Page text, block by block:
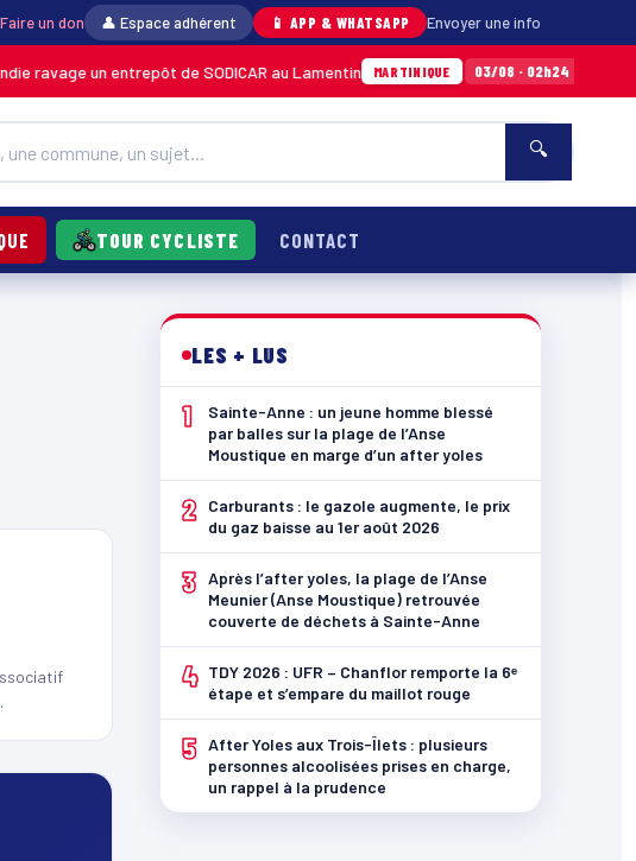
un don 👤 Espace adhérent 📱 APP & WHATSAPP Envoyer une info
ravage un entrepôt de SODICAR au Lamentin MARTINIQUE 03/08 · 02h24 Sainte-
🔍
TOUR CYCLISTE CONTACT
LES + LUS
1
Sainte-Anne : un jeune homme blessé
par balles sur la plage de l’Anse
Moustique en marge d’un after yoles
2
Carburants : le gazole augmente, le prix
du gaz baisse au 1er août 2026
3 Après l’after yoles, la plage de l’Anse
Meunier (Anse Moustique) retrouvée
couverte de déchets à Sainte-Anne
4 TDY 2026 : UFR – Chanflor remporte la 6ᵉ
étape et s’empare du maillot rouge
5 After Yoles aux Trois-Îlets : plusieurs
personnes alcoolisées prises en charge,
un rappel à la prudence